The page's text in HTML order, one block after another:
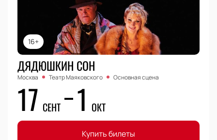
16+
ДЯДЮШКИН СОН
Москва Театр Маяковского Основная сцена
17 СЕНТ 1 ОКТ
Купить билеты